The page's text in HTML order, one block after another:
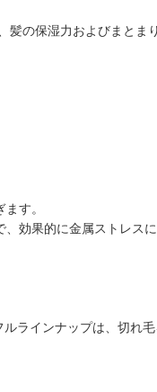
の保湿力およびまとま
す。
効果的に金属ストレスに
ラインナップは、切れ